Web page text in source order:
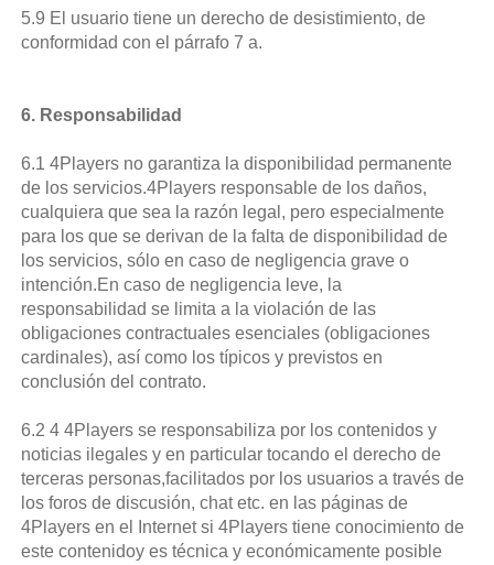
5.9 El usuario tiene un derecho de desistimiento, de
conformidad con el párrafo 7 a.
6. Responsabilidad
6.1 4Players no garantiza la disponibilidad permanente
de los servicios.4Players responsable de los daños,
cualquiera que sea la razón legal, pero especialmente
para los que se derivan de la falta de disponibilidad de
los servicios, sólo en caso de negligencia grave o
intención.En caso de negligencia leve, la
responsabilidad se limita a la violación de las
obligaciones contractuales esenciales (obligaciones
cardinales), así como los típicos y previstos en
conclusión del contrato.
6.2 4 4Players se responsabiliza por los contenidos y
noticias ilegales y en particular tocando el derecho de
terceras personas,facilitados por los usuarios a través de
los foros de discusión, chat etc. en las páginas de
4Players en el Internet si 4Players tiene conocimiento de
este contenidoy es técnica y económicamente posible